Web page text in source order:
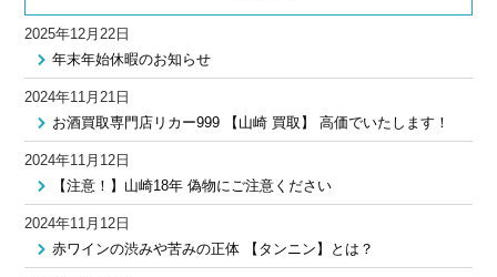
2025年12月22日
年末年始休暇のお知らせ
2024年11月21日
お酒買取専門店リカー999 【山崎 買取】 高価でいたします！
2024年11月12日
【注意！】山崎18年 偽物にご注意ください
2024年11月12日
赤ワインの渋みや苦みの正体 【タンニン】とは？